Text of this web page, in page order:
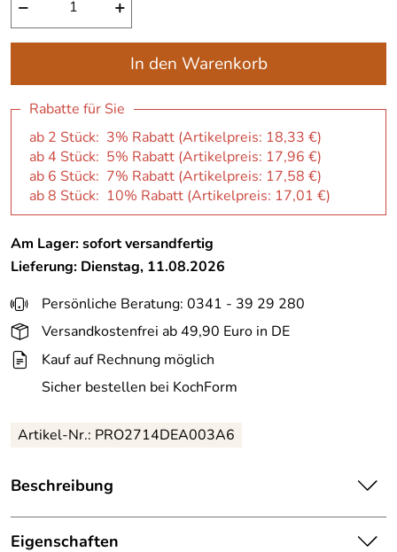
− +
In den Warenkorb
Rabatte für Sie
ab 2 Stück: 3% Rabatt (Artikelpreis: 18,33 €)
ab 4 Stück: 5% Rabatt (Artikelpreis: 17,96 €)
ab 6 Stück: 7% Rabatt (Artikelpreis: 17,58 €)
ab 8 Stück: 10% Rabatt (Artikelpreis: 17,01 €)
Am Lager: sofort versandfertig
Lieferung: Dienstag, 11.08.2026
Persönliche Beratung: 0341 - 39 29 280
Versandkostenfrei ab 49,90 Euro in DE
Kauf auf Rechnung möglich
Sicher bestellen bei KochForm
Artikel-Nr.: PRO2714DEA003A6
Beschreibung
Kahla Ahoi Marie Bowl 14 cm Ankerwelt. Ahoi an alle
Liebhaber von maritimen Accessoires: Die Müslischale von
Eigenschaften